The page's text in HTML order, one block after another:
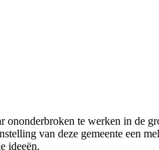
te werken in de
van deze gemeente een
ideeën.